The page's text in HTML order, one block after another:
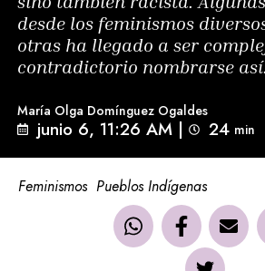
desde los feminismos
otras ha llegado a ser
contradictorio nombrarse así.
María Olga Domínguez Ogaldes
junio 6, 11:26 AM | 24 min
Feminismos Pueblos Indígenas